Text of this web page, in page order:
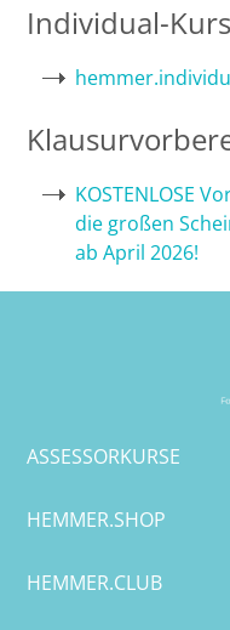
Individual-Kurs
KOSTENLOSE
die großen
ab April 2026!
ASSESSORKURSE
HEMMER.SHOP
HEMMER.CLUB
Greifswald
Göttingen
Halle
Hamburg
Hannover
Kiel
Konstanz
Köln